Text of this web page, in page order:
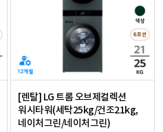
[렌탈] LG 트롬 오브제컬렉션
워시타워(세탁25kg/건조21kg,
네이처그린/네이처그린)